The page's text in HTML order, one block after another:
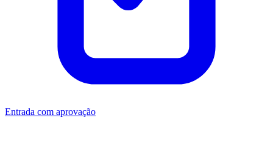
Entrada com aprovação